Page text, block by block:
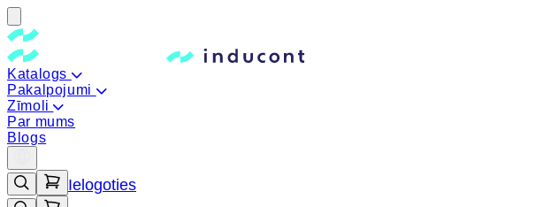
Katalogs
Pakalpojumi
Zīmoli
Par mums
Blogs
Ielogoties